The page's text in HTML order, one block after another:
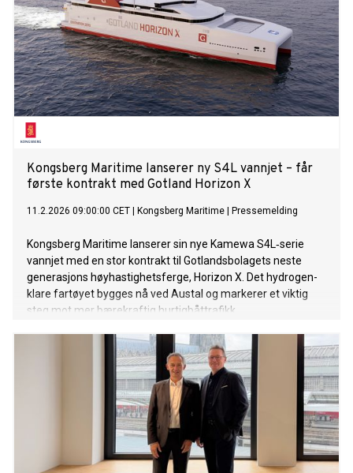
Kongsberg Maritime lanserer ny S4L vannjet – får
første kontrakt med Gotland Horizon X
11.2.2026 09:00:00 CET Kongsberg Maritime Pressemelding
Kongsberg Maritime lanserer sin nye Kamewa S4L‑serie
vannjet med en stor kontrakt til Gotlandsbolagets neste
generasjons høyhastighetsferge, Horizon X. Det hydrogen-
klare fartøyet bygges nå ved Austal og markerer et viktig
steg mot mer bærekraftig hurtigbåttrafikk.